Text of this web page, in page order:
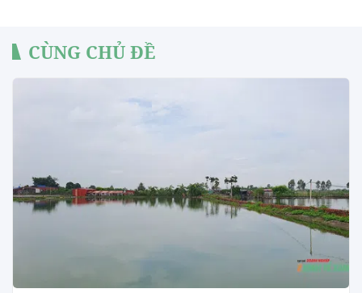
CÙNG CHỦ ĐỀ